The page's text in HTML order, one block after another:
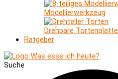
Modellierwerkzeug
Drehbare Tortenplatte
Ratgeber
Suche